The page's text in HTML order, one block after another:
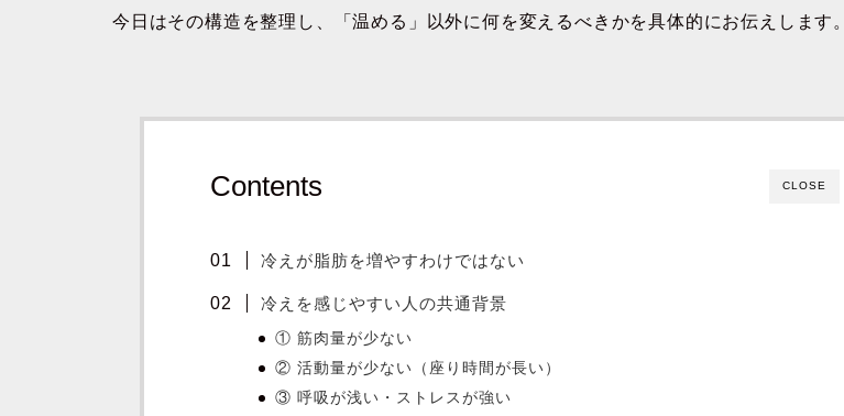
今日はその構造を整理し、「温める」以外に何を変えるべきかを具体的にお伝えします。
CLOSE
Contents
冷えが脂肪を増やすわけではない
冷えを感じやすい人の共通背景
① 筋肉量が少ない
② 活動量が少ない（座り時間が長い）
③ 呼吸が浅い・ストレスが強い